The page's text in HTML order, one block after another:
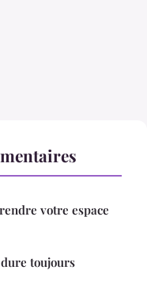
votre espace
toujours